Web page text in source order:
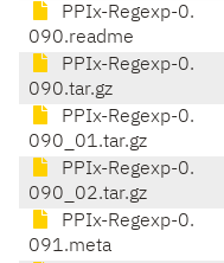
PPIx-Regexp-0.
090.readme
PPIx-Regexp-0.
090.tar.gz
PPIx-Regexp-0.
090_01.tar.gz
PPIx-Regexp-0.
090_02.tar.gz
PPIx-Regexp-0.
091.meta